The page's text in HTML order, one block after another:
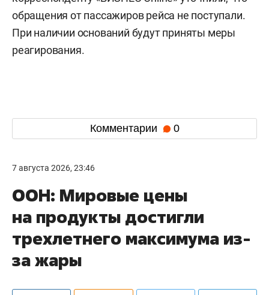
обращения от пассажиров рейса не поступали.
При наличии оснований будут приняты меры
реагирования.
Комментарии 0
7 августа 2026, 23:46
ООН: Мировые цены
на продукты достигли
трехлетнего максимума из-
за жары